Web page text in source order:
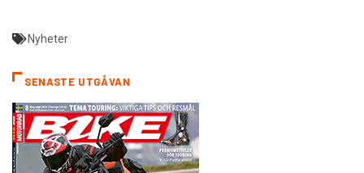
Nyheter
SENASTE UTGÅVAN